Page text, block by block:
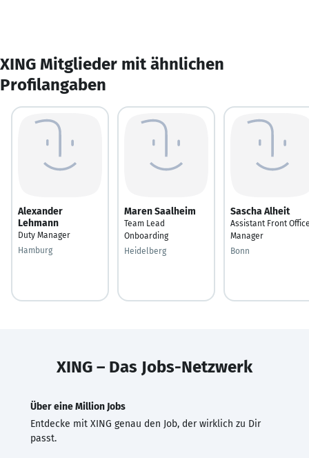
XING Mitglieder mit ähnlichen
Profilangaben
Alexander
Lehmann
Duty Manager
Hamburg
Maren Saalheim
Team Lead
Onboarding
Heidelberg
Sascha Alheit
Assistant Front
Manager
Bonn
XING – Das Jobs-Netzwerk
Über eine Million Jobs
Entdecke mit XING genau den Job, der wirklich zu Dir
passt.